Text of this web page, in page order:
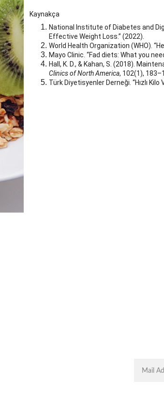
Kaynakça
National Institute of Diabetes and
Effective Weight Loss.” (2022).
World Health Organization (WHO).
Mayo Clinic. “Fad diets: What you
Hall, K. D., & Kahan, S. (2018).
Clinics of North America, 102(1),
Türk Diyetisyenler Derneği. “Hızlı